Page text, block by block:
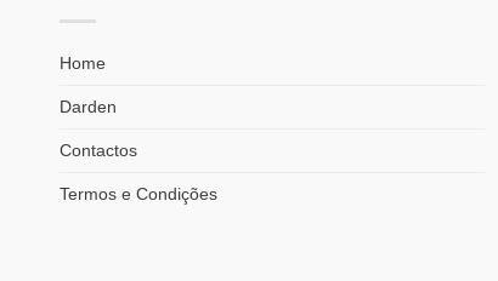
Home
Darden
Contactos
Termos e Condições